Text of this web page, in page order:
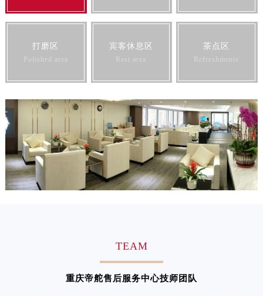
澳门特别行政区望德堂区塔石广场帝舵售后服务中心（需提前预约）
福建省福州市鼓楼区五四路128-1号恒力城写字楼15层03室帝舵售后服务中心（需提前预约）
福建省厦门市思明区湖滨东路95号万象城华润大厦B座11层1104室帝舵售后服务中心（需提前预约）
广东省潮州市潮安区新风路与潮汕路交汇处帝舵售后服务中心（需提前预约）
广东省广州市天河区天河路230号万菱汇国际中心A塔7层704室帝舵售后服务中心（需提前预约）
广东省广州市越秀区环市东路371-375号世界贸易中心大厦南塔15层1507室帝舵售后服务中心（需提前预约）
广东省河源市源城区越王大道帝舵售后服务中心（需提前预约）
广东省梅州市梅江区金燕大道帝舵售后服务中心（需提前预约）
广东省清远市清城区湖西路帝舵售后服务中心（需提前预约）
打磨区
Polished area
宾客休息区
Rest area
茶点区
Refreshments
TEAM
重庆帝舵售后服务中心技师团队